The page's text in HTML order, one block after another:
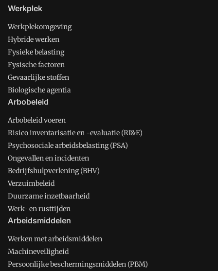
Werkplek
Werkplekomgeving
Hybride werken
Fysieke belasting
Fysische factoren
Gevaarlijke stoffen
Biologische agentia
Arbobeleid
Arbobeleid voeren
Risico inventarisatie en -evaluatie (RI&E)
Psychosociale arbeidsbelasting (PSA)
Ongevallen en incidenten
Bedrijfshulpverlening (BHV)
Verzuimbeleid
Duurzame inzetbaarheid
Werk- en rusttijden
Arbeidsmiddelen
Werken met arbeidsmiddelen
Machineveiligheid
Persoonlijke beschermingsmiddelen (PBM)